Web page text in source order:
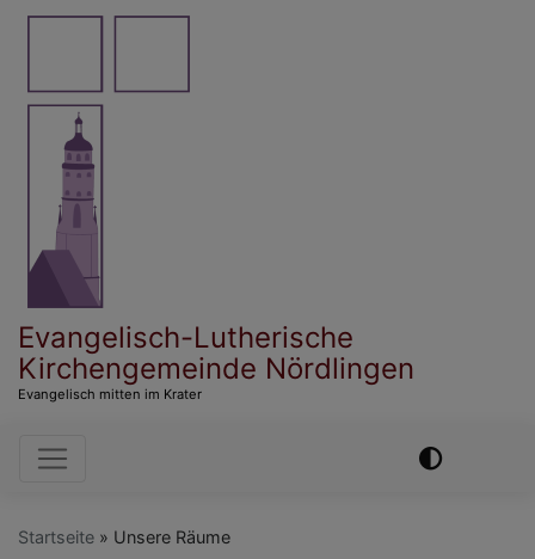
Direkt
Evangelisch-Lutherische
Kirchengemeinde Nördlingen
Evangelisch mitten im Krater
Hauptnavigation
Startseite Unsere Räume